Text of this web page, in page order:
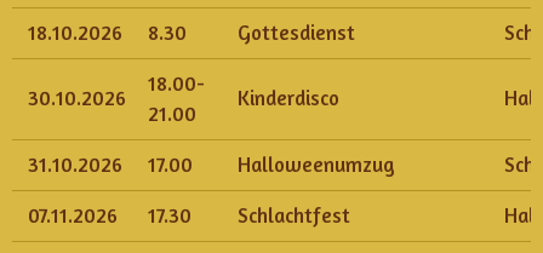
18.10.2026 8.30 Gottesdienst
30.10.2026
18.00-
21.00
Kinderdisco
31.10.2026 17.00 Halloweenumzug
07.11.2026 17.30 Schlachtfest